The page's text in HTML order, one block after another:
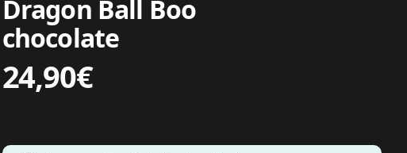
Dragon Ball Boo
chocolate
24,90€